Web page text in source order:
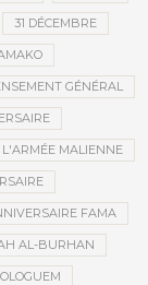
31 DÉCEMBRE
GÉNÉRAL
MALIENNE
FAMA
AL-BURHAN